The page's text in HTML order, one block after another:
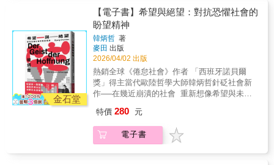
件和腳本時候該注意哪些描述和來源。書中的
「誤判階梯」的理論更是精彩，簡單又清楚的
梳理各種造成誤判的理由和脈絡。——TNL
Mediagene關鍵評論網媒體集團共同創辦人及
內容長／楊士範
地考查，發現遊客在造訪貓島前，除了透過網
路先做功課，也會藉由「搭乘渡輪」等非日常
的體驗，形成一種只將貓島視為觀光地的「濾
鏡」。但我們不應忽略這裡是一個重建困難、
面臨存亡危機村落的事實。 第四章「從貓的角
度閱讀《海螺小姐》&mdash;&mdash;貓從什
麼時候成為『家庭成員』？」 本章詳細閱讀長
谷川町子創作的七一九三篇漫畫《海螺小
姐》，並根據「貓所在的地點」、「貓造成的
困擾」以及「貓與動物醫療」等主題進行分
析，探討「貓的家庭化」從何時開始出現。研
究發現，其萌芽並非始於關於「家庭寵物」的
討論盛行的一九八○年代，而是在一九五○年代
後半就能看見蛛絲馬跡。 第五章「人與貓如何
持人）、蔡慶樺（作家、德國思想研究者、外
交官）、鄭凱元（哲學新媒體創辦人、執行
長）、蕭育和（台灣思想文化協會理事）、鐘
穎（心理學作家、譯者）──各界齊聲讚嘆（依
姓氏筆畫排序）● 收錄德國當代藝術巨匠安塞
姆．基弗8幅創作，與韓炳哲哲思相互輝映● 他
的著作融合東西方哲學的傳統，以簡潔、直接
的方式傳遞嶄新觀點。──阿斯圖里亞斯王妃獎
評審團評語● 一本描寫希望本質的絕美著作。
──尼克・凱夫● 在艱困時刻仍堅持希望的熱切
週刊》▍ 內容簡介害怕孤獨、擔心被淘汰、無
法想望未來……當恐懼與焦慮成為日常，盼望
的精神將在幽暗時刻照亮思路，從孤立個體凝
金石堂
【電子書】希望與絕望：對抗恐懼社會的
盼望精神
韓炳哲 著
麥田 出版
2026/04/02 出版
熱銷全球《倦怠社會》作者 「西班牙諾貝爾
獎」得主當代歐陸哲學大師韓炳哲針砭社會新
作──在幾近崩潰的社會 重新想像希望與未來
來解放。◢◤台北藝術大學戲劇系兼任助理教
授 耿一偉──專文導讀 好哲凳（國家兩廳院自
製Podcast）、林予晞（演員）、紀金慶（臺灣
特價 280 元
電子書